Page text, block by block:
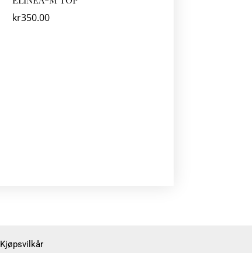
kr350.00
Kjøpsvilkår